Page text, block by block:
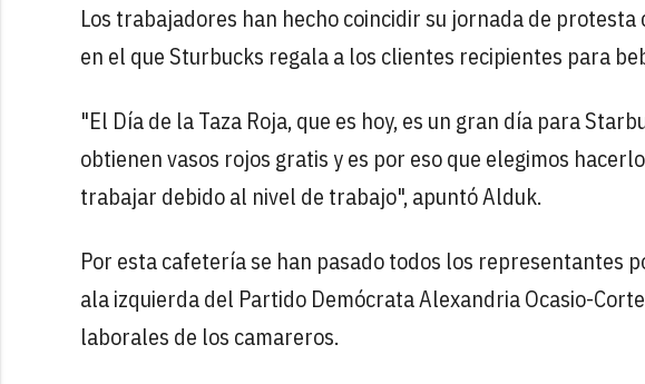
Los trabajadores han hecho coincidir su jornada de protesta
en el que Sturbucks regala a los clientes recipientes para
"El Día de la Taza Roja, que es hoy, es un gran día para
obtienen vasos rojos gratis y es por eso que elegimos
trabajar debido al nivel de trabajo", apuntó Alduk.
Por esta cafetería se han pasado todos los representantes
ala izquierda del Partido Demócrata Alexandria Ocasio-
laborales de los camareros.